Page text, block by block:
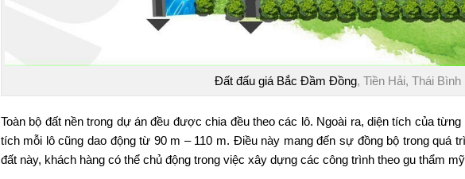
Đất đấu giá Bắc Đầm Đồng, Tiền Hải, Thái Bình
Toàn bộ đất nền trong dự án đều được chia đều theo các lô. Ngoài ra, diện tích của
tích mỗi lô cũng dao động từ 90 m – 110 m. Điều này mang đến sự đồng bộ trong quá
đất này, khách hàng có thể chủ động trong việc xây dựng các công trình theo gu thẩm